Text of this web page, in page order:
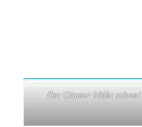
Der Ginster blüht schon!